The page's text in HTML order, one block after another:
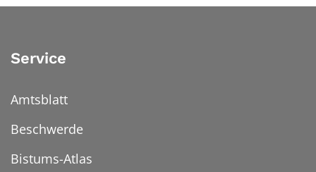
Service
Amtsblatt
Beschwerde
Bistums-Atlas